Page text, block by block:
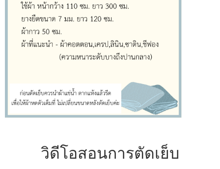
วิดีโอสอนการตัดเย็บ